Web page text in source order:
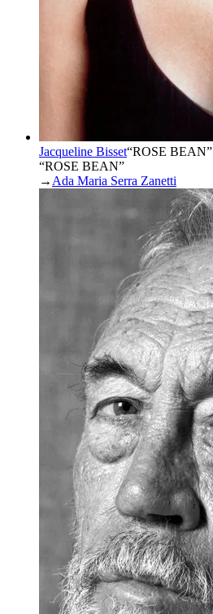
Jacqueline Bisset“ROSE BEAN”
“ROSE BEAN”
→ Ada Maria Serra Zanetti